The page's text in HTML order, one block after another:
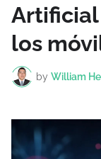
Artificial
los
by William